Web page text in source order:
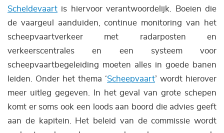
Scheldevaart is hiervoor verantwoordelijk. Boeien die
de vaargeul aanduiden, continue monitoring van het
scheepvaartverkeer met radarposten en
verkeerscentrales en een systeem voor
scheepvaartbegeleiding moeten alles in goede banen
leiden. Onder het thema ‘Scheepvaart’ wordt hierover
meer uitleg gegeven. In het geval van grote schepen
komt er soms ook een loods aan boord die advies geeft
aan de kapitein. Het beleid van de commissie wordt